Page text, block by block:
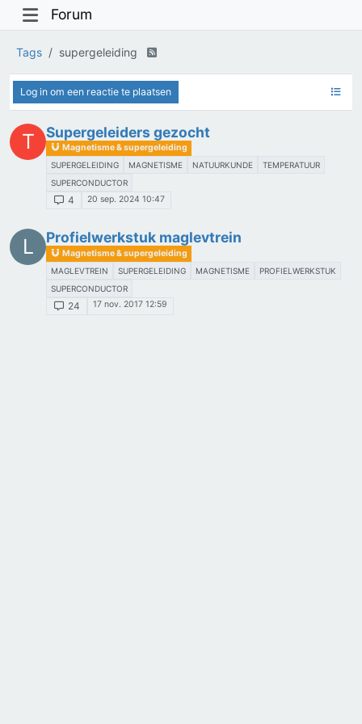
Forum
Tags supergeleiding
Log in om een reactie te plaatsen
T Supergeleiders gezocht
Magnetisme & supergeleiding
SUPERGELEIDING MAGNETISME NATUURKUNDE
TEMPERATUUR
SUPERCONDUCTOR
4 20 sep. 2024 10:47
L Profielwerkstuk maglevtrein
Magnetisme & supergeleiding
MAGLEVTREIN SUPERGELEIDING MAGNETISME
PROFIELWERKSTUK
SUPERCONDUCTOR
24 17 nov. 2017 12:59